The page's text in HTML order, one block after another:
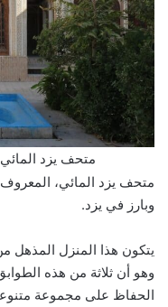
متحف يزد
متحف يزد المائي،
وبارز في يزد.
يتكون هذا المنزل المذهل
وهو أن ثلاثة من هذه
الحفاظ على مجموعة متنوعة